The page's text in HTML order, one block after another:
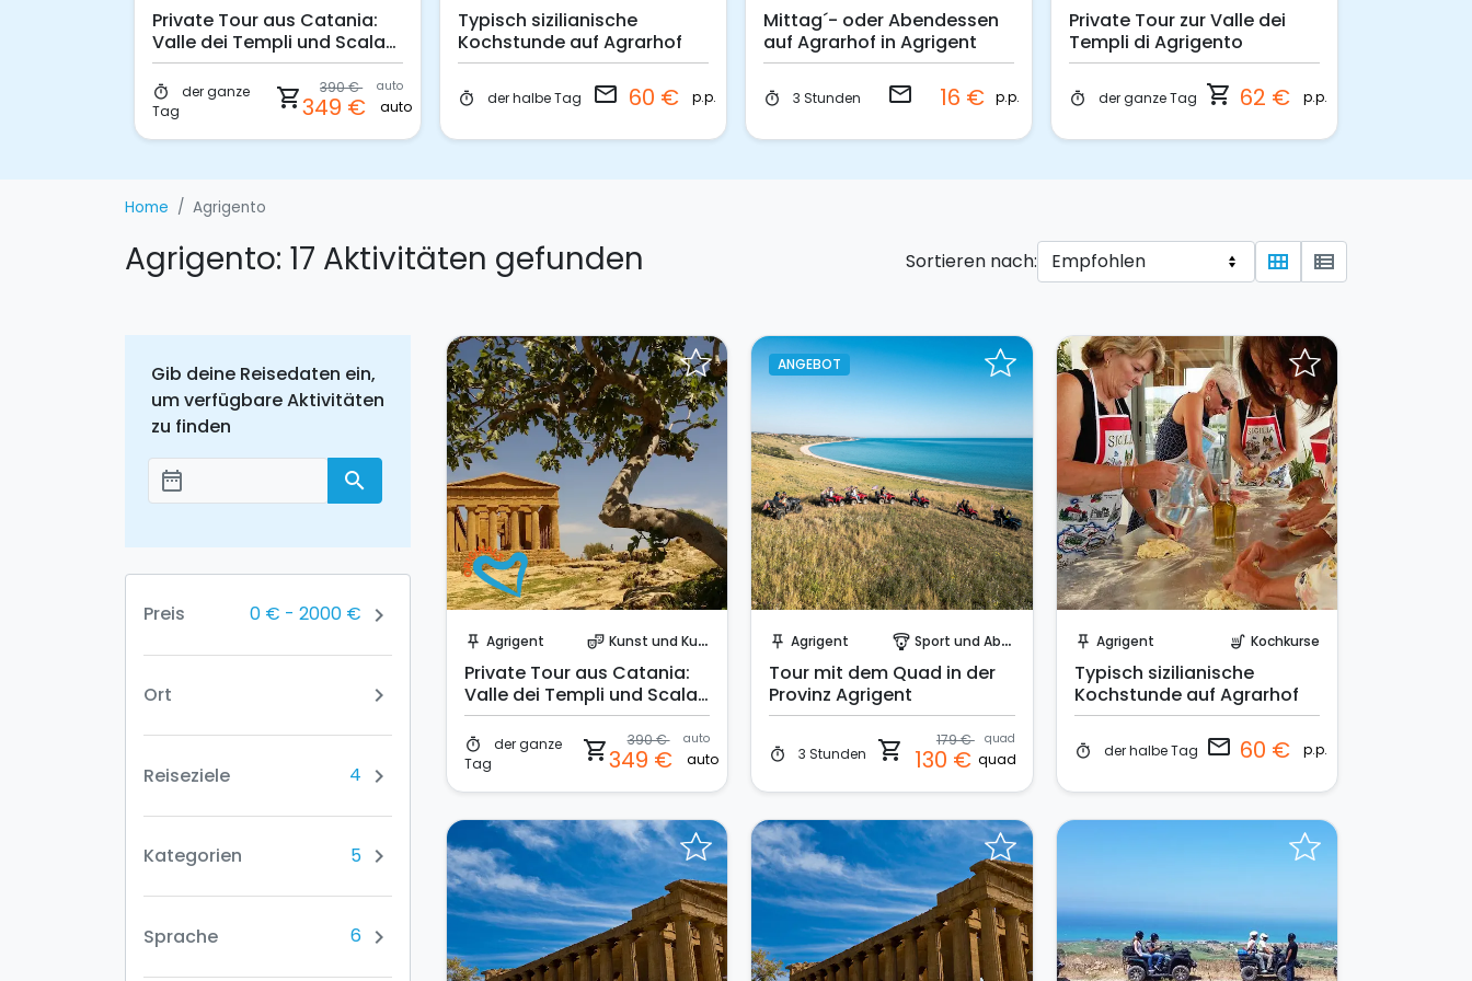
Private Tour aus Catania:
Valle dei Templi und Scala
dei Turchi
timer
der ganze
Tag
shopping_cart 390 € auto
349 € auto
Typisch sizilianische
Kochstunde auf Agrarhof
timer der halbe Tag email 60 € p.p.
Mittag´- oder Abendessen
auf Agrarhof in Agrigent
timer 3 Stunden email 16 € p.p.
Private Tour zur Valle dei
Templi di Agrigento
timer der ganze Tag shopping_cart 62 € p.p.
Home Agrigento
Agrigento: 17 Aktivitäten gefunden Sortieren nach: view_module view_list
Gib deine Reisedaten ein,
um verfügbare Aktivitäten
zu finden
Добавить даты
date_range search
Preis 0 € - 2000 € chevron_right
Ort chevron_right
Reiseziele 4 chevron_right
Kategorien 5 chevron_right
Sprache 6 chevron_right
push_pin Agrigent theater_comedy Kunst und Kultur
Private Tour aus Catania:
Valle dei Templi und Scala
dei Turchi
timer
der ganze
Tag
shopping_cart 390 € auto
349 € auto
ANGEBOT
push_pin Agrigent paragliding Sport und Abenteuer
Tour mit dem Quad in der
Provinz Agrigent
timer 3 Stunden shopping_cart 179 € quad
130 € quad
push_pin Agrigent soup_kitchen Kochkurse
Typisch sizilianische
Kochstunde auf Agrarhof
timer der halbe Tag email 60 € p.p.